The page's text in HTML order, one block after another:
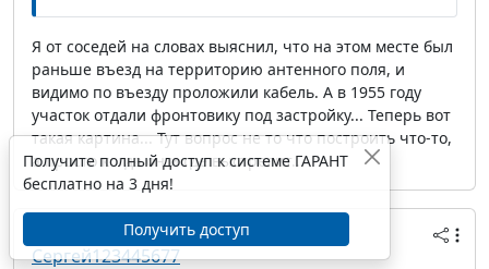
Я от соседей на словах выяснил, что на этом месте был
раньше въезд на территорию антенного поля, и
видимо по въезду проложили кабель. А в 1955 году
участок отдали фронтовику под застройку... Теперь вот
такая картина... Тут вопрос не то что построить что-то,
а просто когда он и где выстрелит...
28 февраля 2017 14:43
Сергей123445677
Получите полный доступ к системе ГАРАНТ
бесплатно на 3 дня!
Получить доступ